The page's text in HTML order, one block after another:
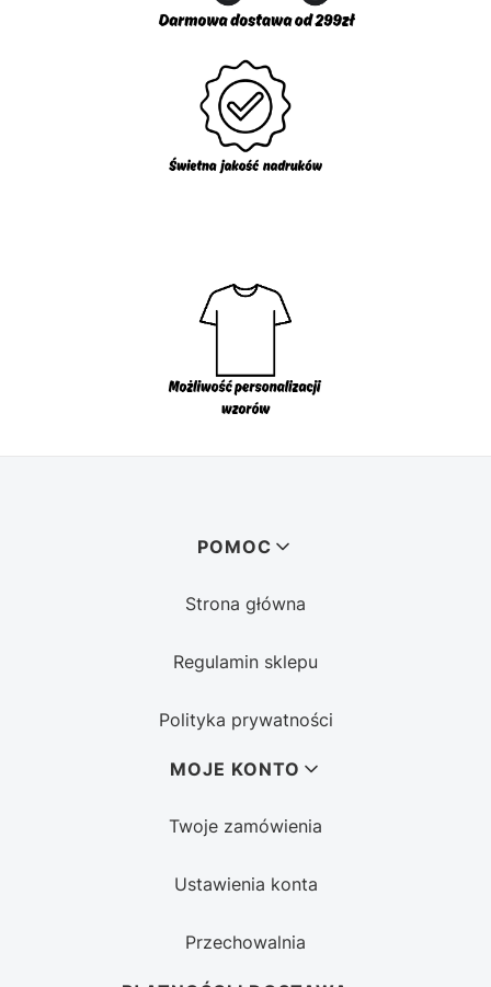
POMOC
Strona główna
Regulamin sklepu
Polityka prywatności
MOJE KONTO
Twoje zamówienia
Ustawienia konta
Przechowalnia